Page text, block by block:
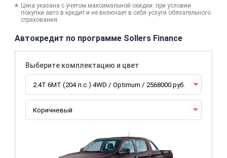
Цена указана с учетом максимальной скидки: при условии
покупки авто в кредит и не включает в себя услуги обязательного
страхования
Автокредит по программе Sollers Finance
Выберите комплектацию и цвет